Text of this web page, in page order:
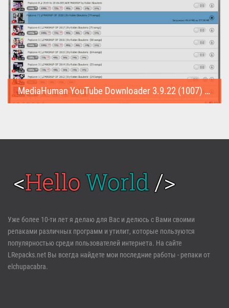
MediaHuman YouTube Downloader 3.9.22 (1007) (Repack & Portable)
Войти
Регистрация
Забыли пароль?
Уже более 10-ти лет я делаю для Вас и делюсь с Вами своими
репаками различных программ и утилит, которые пользуются
популярностью среди пользователей интернета. На сайте
LRepacks.net Вы всегда найдете мои последние работы - репаки от
elchupacabra.